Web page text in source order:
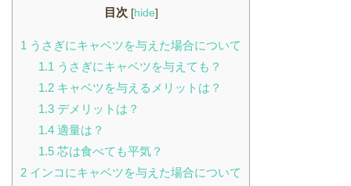
目次 [hide]
1 うさぎにキャベツを与えた場合について
1.1うさぎにキャベツを与えても？
1.2キャベツを与えるメリットは？
1.3デメリットは？
1.4適量は？
1.5芯は食べても平気？
2 インコにキャベツを与えた場合について